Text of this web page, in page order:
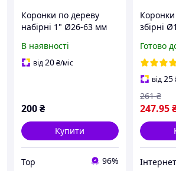
Коронки по дереву
набірні 1" Ø26-63 мм
(1520011)
В наявності
від20 ₴/міс
200 ₴
Купити
Top 96%
збірні
1520111
Готово
від25
247.95
261 ₴